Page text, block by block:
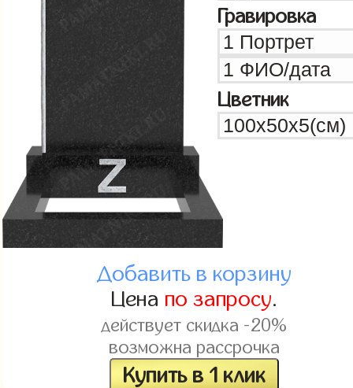
Гравировка
Цветник
Добавить в корзину
Цена по запросу.
действует скидка -20%
возможна рассрочка
Купить в 1 клик